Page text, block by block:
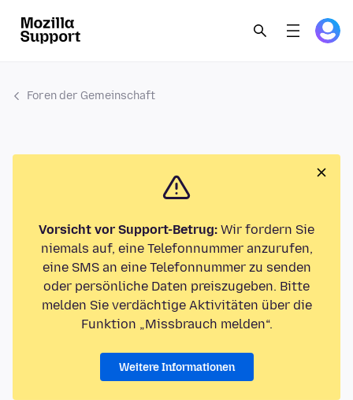
Foren der Gemeinschaft
Vorsicht vor Support-Betrug: Wir fordern Sie
niemals auf, eine Telefonnummer anzurufen,
eine SMS an eine Telefonnummer zu senden
oder persönliche Daten preiszugeben. Bitte
melden Sie verdächtige Aktivitäten über die
Funktion „Missbrauch melden“.
Weitere Informationen